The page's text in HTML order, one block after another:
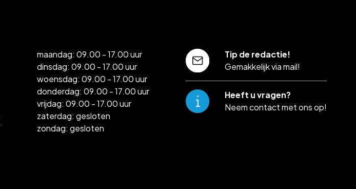
maandag: 09.00 - 17.00 uur
dinsdag: 09.00 - 17.00 uur
woensdag: 09.00 - 17.00 uur
donderdag: 09.00 - 17.00 uur
vrijdag: 09.00 - 17.00 uur
zaterdag: gesloten
zondag: gesloten
Tip de redactie!
Gemakkelijk via mail!
Heeft u vragen?
Neem contact met ons op!